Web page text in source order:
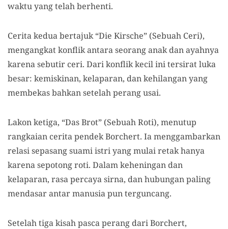
waktu yang telah berhenti.
Cerita kedua bertajuk “Die Kirsche” (Sebuah Ceri),
mengangkat konflik antara seorang anak dan ayahnya
karena sebutir ceri. Dari konflik kecil ini tersirat luka
besar: kemiskinan, kelaparan, dan kehilangan yang
membekas bahkan setelah perang usai.
Lakon ketiga, “Das Brot” (Sebuah Roti), menutup
rangkaian cerita pendek Borchert. Ia menggambarkan
relasi sepasang suami istri yang mulai retak hanya
karena sepotong roti. Dalam keheningan dan
kelaparan, rasa percaya sirna, dan hubungan paling
mendasar antar manusia pun terguncang.
Setelah tiga kisah pasca perang dari Borchert,